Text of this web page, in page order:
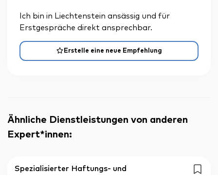
Erstelle eine neue Empfehlung
Ich bin in Liechtenstein ansässig und für
Erstgespräche direkt ansprechbar.
Ähnliche Dienstleistungen von anderen
Expert*innen:
Spezialisierter Haftungs- und